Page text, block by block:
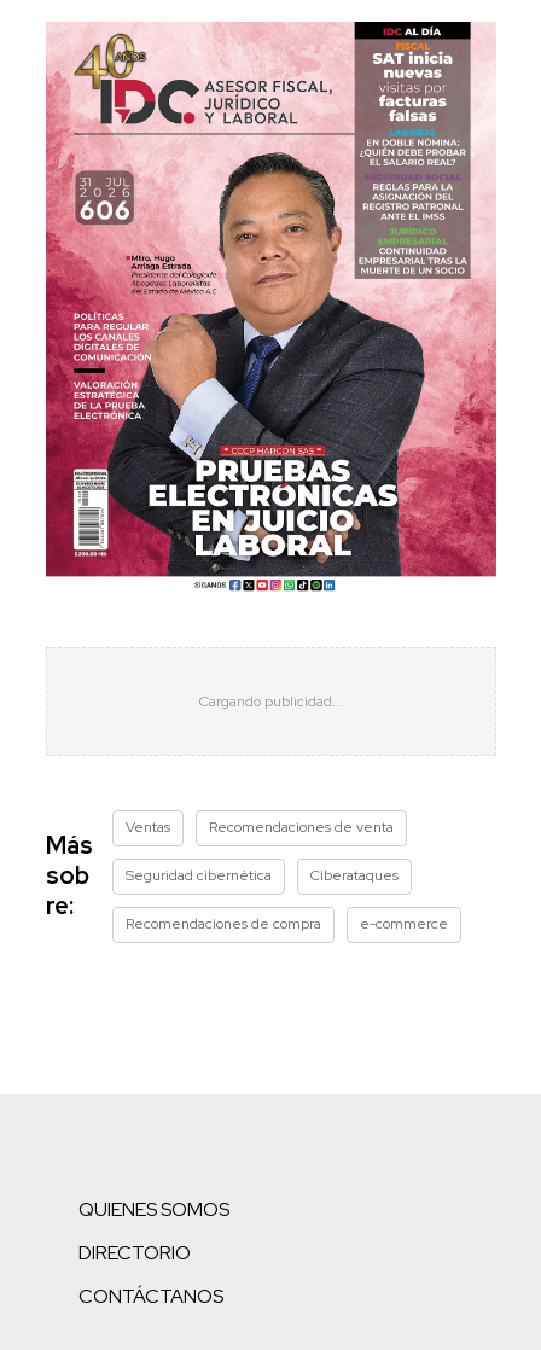
Más
sob
re:
Ventas Recomendaciones de venta
Seguridad cibernética Ciberataques
Recomendaciones de compra e-commerce
QUIENES SOMOS
DIRECTORIO
CONTÁCTANOS